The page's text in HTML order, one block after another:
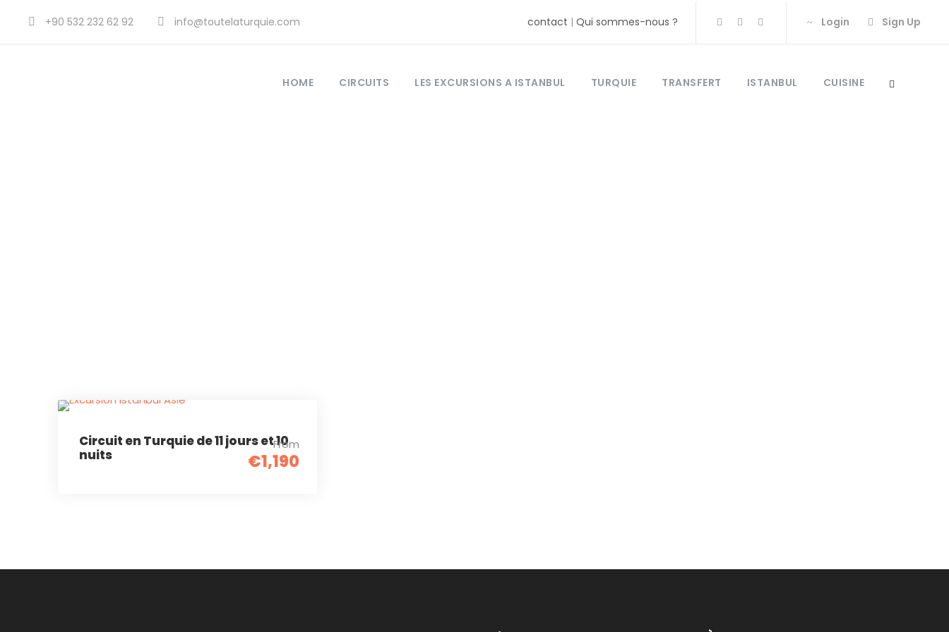
+90 532 232 62 92 info@toutelaturquie.com contact | Qui sommes-nous ? Login Sign Up
HOME CIRCUITS LES EXCURSIONS A ISTANBUL TURQUIE TRANSFERT ISTANBUL CUISINE
Circuit en Turquie de 11 jours et 10
nuits
From
€1,190